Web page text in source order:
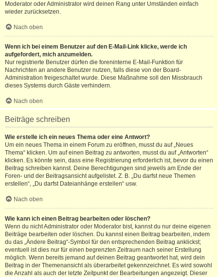
Moderator oder Administrator wird deinen Rang unter Umständen einfach
wieder zurücksetzen.
Nach oben
Wenn ich bei einem Benutzer auf den E-Mail-Link klicke, werde ich
aufgefordert, mich anzumelden.
Nur registrierte Benutzer dürfen die foreninterne E-Mail-Funktion für
Nachrichten an andere Benutzer nutzen, falls diese von der Board-
Administration freigeschaltet wurde. Diese Maßnahme soll den Missbrauch
dieses Systems durch Gäste verhindern.
Nach oben
Beiträge schreiben
Wie erstelle ich ein neues Thema oder eine Antwort?
Um ein neues Thema in einem Forum zu eröffnen, musst du auf „Neues
Thema“ klicken. Um auf einen Beitrag zu antworten, musst du auf „Antworten“
klicken. Es könnte sein, dass eine Registrierung erforderlich ist, bevor du einen
Beitrag schreiben kannst. Deine Berechtigungen sind jeweils am Ende der
Foren- und der Beitragsansicht aufgelistet. Z. B. „Du darfst neue Themen
erstellen“, „Du darfst Dateianhänge erstellen“ usw.
Nach oben
Wie kann ich einen Beitrag bearbeiten oder löschen?
Wenn du nicht Administrator oder Moderator bist, kannst du nur deine eigenen
Beiträge bearbeiten oder löschen. Du kannst einen Beitrag bearbeiten, indem
du das „Ändere Beitrag“-Symbol für den entsprechenden Beitrag anklickst;
eventuell ist dies nur für einen begrenzten Zeitraum nach seiner Erstellung
möglich. Wenn bereits jemand auf deinen Beitrag geantwortet hat, wird dein
Beitrag in der Themenansicht als überarbeitet gekennzeichnet. Es wird sowohl
die Anzahl als auch der letzte Zeitpunkt der Bearbeitungen angezeigt. Dieser